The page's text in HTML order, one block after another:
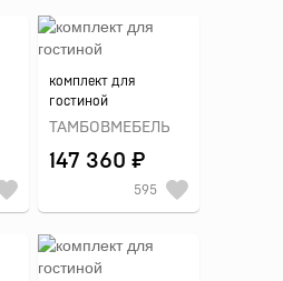
комплект для
гостиной
ТАМБОВМЕБЕЛЬ
147 360 ₽
595